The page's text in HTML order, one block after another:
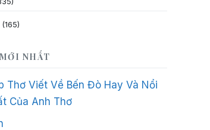
(165)
NHẤT
Thơ Viết Về Bến Đò Hay Và Nổi
Của Anh Thơ